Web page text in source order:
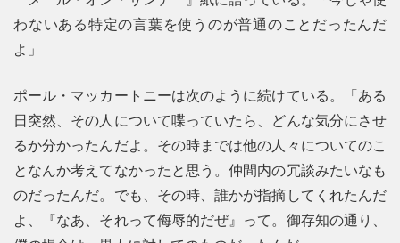
わないある特定の言葉を使うのが普通のことだったんだ
よ」
ポール・マッカートニーは次のように続けている。「ある
日突然、その人について喋っていたら、どんな気分にさせ
るか分かったんだよ。その時までは他の人々についてのこ
となんか考えてなかったと思う。仲間内の冗談みたいなも
のだったんだ。でも、その時、誰かが指摘してくれたんだ
よ、『なあ、それって侮辱的だぜ』って。御存知の通り、